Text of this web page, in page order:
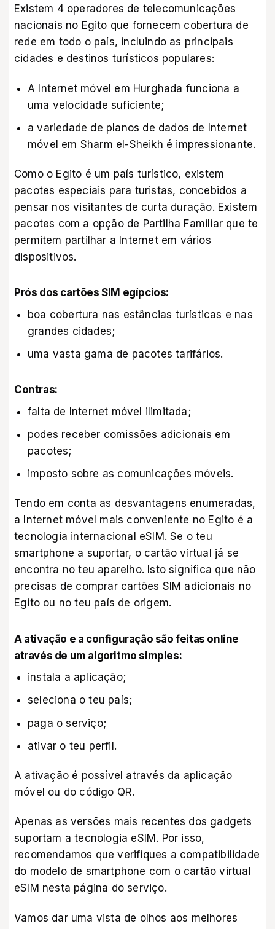
Existem 4 operadores de telecomunicações
nacionais no Egito que fornecem cobertura de
rede em todo o país, incluindo as principais
cidades e destinos turísticos populares:
A Internet móvel em Hurghada funciona a
uma velocidade suficiente;
a variedade de planos de dados de Internet
móvel em Sharm el-Sheikh é impressionante.
Como o Egito é um país turístico, existem
pacotes especiais para turistas, concebidos a
pensar nos visitantes de curta duração. Existem
pacotes com a opção de Partilha Familiar que te
permitem partilhar a Internet em vários
dispositivos.
Prós dos cartões SIM egípcios:
boa cobertura nas estâncias turísticas e nas
grandes cidades;
uma vasta gama de pacotes tarifários.
Contras:
falta de Internet móvel ilimitada;
podes receber comissões adicionais em
pacotes;
imposto sobre as comunicações móveis.
Tendo em conta as desvantagens enumeradas,
a Internet móvel mais conveniente no Egito é a
tecnologia internacional eSIM. Se o teu
smartphone a suportar, o cartão virtual já se
encontra no teu aparelho. Isto significa que não
precisas de comprar cartões SIM adicionais no
Egito ou no teu país de origem.
A ativação e a configuração são feitas online
através de um algoritmo simples:
instala a aplicação;
seleciona o teu país;
paga o serviço;
ativar o teu perfil.
A ativação é possível através da aplicação
móvel ou do código QR.
Apenas as versões mais recentes dos gadgets
suportam a tecnologia eSIM. Por isso,
recomendamos que verifiques a compatibilidade
do modelo de smartphone com o cartão virtual
eSIM nesta página do serviço.
Vamos dar uma vista de olhos aos melhores